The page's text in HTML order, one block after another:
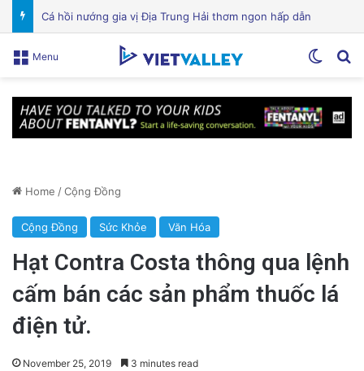
Cá hồi nướng gia vị Địa Trung Hải thơm ngon hấp dẫn
Menu
Home /Cộng Đồng
Cộng Đồng Sức Khỏe Văn Hóa
Hạt Contra Costa thông qua lệnh
cấm bán các sản phẩm thuốc lá
điện tử.
November 25, 2019 3 minutes read